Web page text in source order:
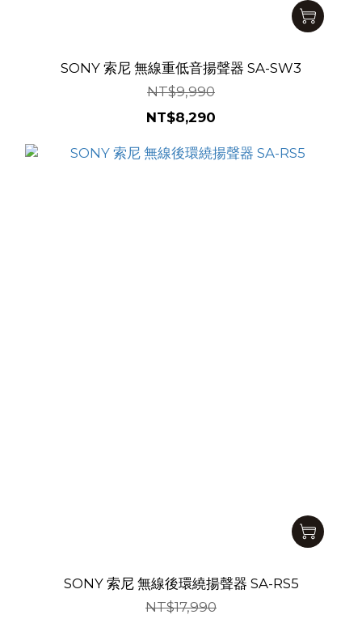
SONY 索尼 無線重低音揚聲器 SA-SW3
NT$9,990
NT$8,290
SONY 索尼 無線後環繞揚聲器 SA-RS5
NT$17,990